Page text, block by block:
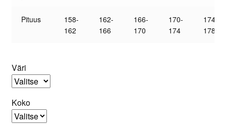
Pituus
158-
162
162-
166
166-
170
170-
174
174-
178
Väri
Koko